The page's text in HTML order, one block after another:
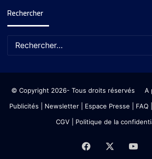
Rechercher
© Copyright 2026- Tous droits réservés A
Publicités
Newsletter| Espace Presse | FAQ
CGV| Politique de la